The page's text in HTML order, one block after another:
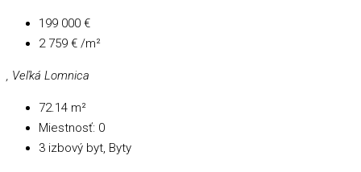
199 000 €
2 759 € /m²
, Veľká Lomnica
72.14 m²
Miestnosť: 0
3 izbový byt, Byty